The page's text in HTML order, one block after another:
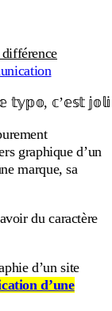
𝕔’𝕖𝕤𝕥
graphique d’un
marque, sa
du caractère
d’un site
d’une